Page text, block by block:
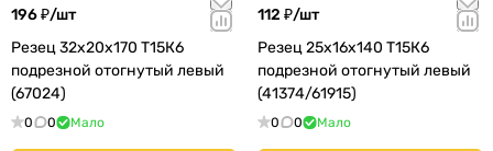
196 ₽/шт
Резец 32х20х170 Т15К6
подрезной отогнутый левый
(67024)
0 0 Мало
112 ₽/шт
Резец 25х16х140 Т15К6
подрезной отогнутый левый
(41374/61915)
0 0 Мало